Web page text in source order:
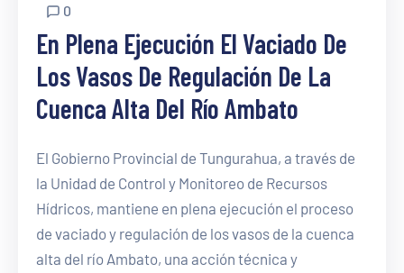
0
En Plena Ejecución El Vaciado De
Los Vasos De Regulación De La
Cuenca Alta Del Río Ambato
El Gobierno Provincial de Tungurahua, a través de
la Unidad de Control y Monitoreo de Recursos
Hídricos, mantiene en plena ejecución el proceso
de vaciado y regulación de los vasos de la cuenca
alta del río Ambato, una acción técnica y